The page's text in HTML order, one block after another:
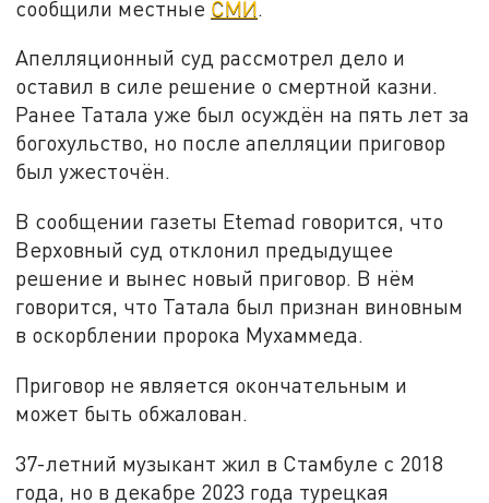
сообщили местные СМИ.
Апелляционный суд рассмотрел дело и
оставил в силе решение о смертной казни.
Ранее Татала уже был осуждён на пять лет за
богохульство, но после апелляции приговор
был ужесточён.
В сообщении газеты Etemad говорится, что
Верховный суд отклонил предыдущее
решение и вынес новый приговор. В нём
говорится, что Татала был признан виновным
в оскорблении пророка Мухаммеда.
Приговор не является окончательным и
может быть обжалован.
37-летний музыкант жил в Стамбуле с 2018
года, но в декабре 2023 года турецкая